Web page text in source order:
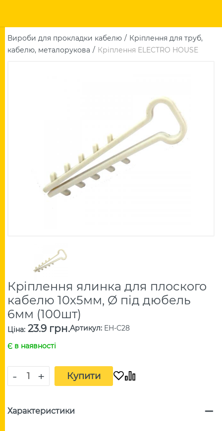
Вироби для прокладки кабелю
Кріплення для труб,
кабелю, металорукова
Кріплення ELECTRO HOUSE
Кріплення ялинка для плоского
кабелю 10x5мм, Ø під дюбель
6мм (100шт)
Ціна: 23.9 грн.Артикул: EH-C28
Є в наявності
- + Купити
Характеристики